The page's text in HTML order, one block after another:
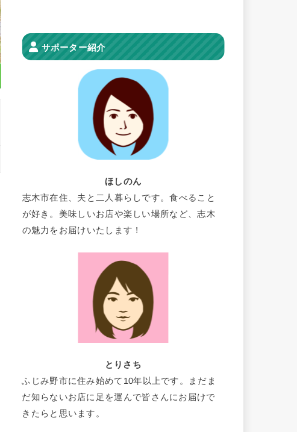
サポーター紹介
ほしのん
志木市在住、夫と二人暮らしです。食べること
が好き。美味しいお店や楽しい場所など、志木
の魅力をお届けいたします！
とりさち
ふじみ野市に住み始めて10年以上です。まだま
だ知らないお店に足を運んで皆さんにお届けで
きたらと思います。